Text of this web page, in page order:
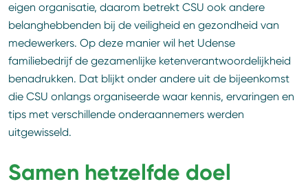
eigen organisatie, daarom betrekt CSU ook andere
belanghebbenden bij de veiligheid en gezondheid van
medewerkers. Op deze manier wil het Udense
familiebedrijf de gezamenlijke ketenverantwoordelijkheid
benadrukken. Dat blijkt onder andere uit de bijeenkomst
die CSU onlangs organiseerde waar kennis, ervaringen en
tips met verschillende onderaannemers werden
uitgewisseld.
Samen hetzelfde doel